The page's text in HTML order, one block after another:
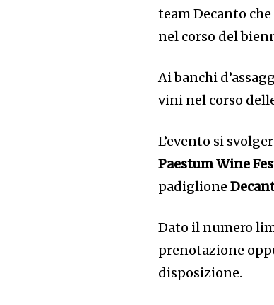
team Decanto
nel corso del
Ai banchi
vini nel corso
L’evento si
Paestum Wine
padiglione
Dato il numero
prenotazione
disposizione.